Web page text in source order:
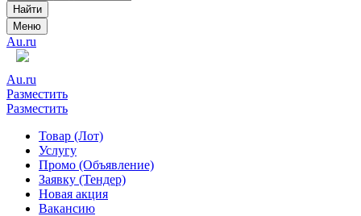
Найти
Меню
Au.ru
Au.ru
Разместить
Разместить
Товар (Лот)
Услугу
Промо (Объявление)
Заявку (Тендер)
Новая акция
Вакансию